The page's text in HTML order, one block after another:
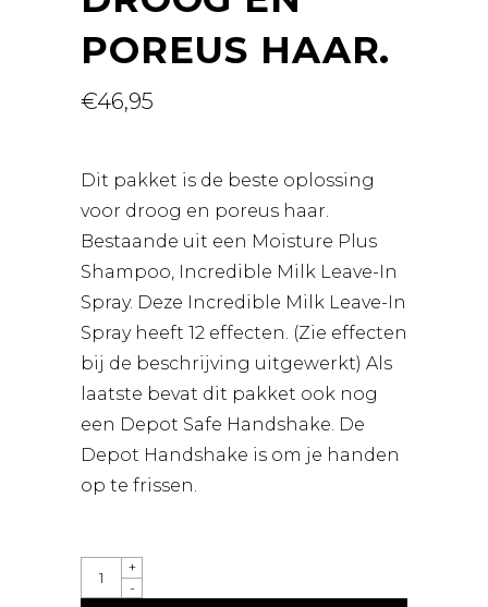
POREUS HAAR.
€46,95
Dit pakket is de beste oplossing
voor droog en poreus haar.
Bestaande uit een Moisture Plus
Shampoo, Incredible Milk Leave-In
Spray. Deze Incredible Milk Leave-In
Spray heeft 12 effecten. (Zie effecten
bij de beschrijving uitgewerkt) Als
laatste bevat dit pakket ook nog
een Depot Safe Handshake. De
Depot Handshake is om je handen
op te frissen.
VERWEN
PAKKET
VOOR
-
+